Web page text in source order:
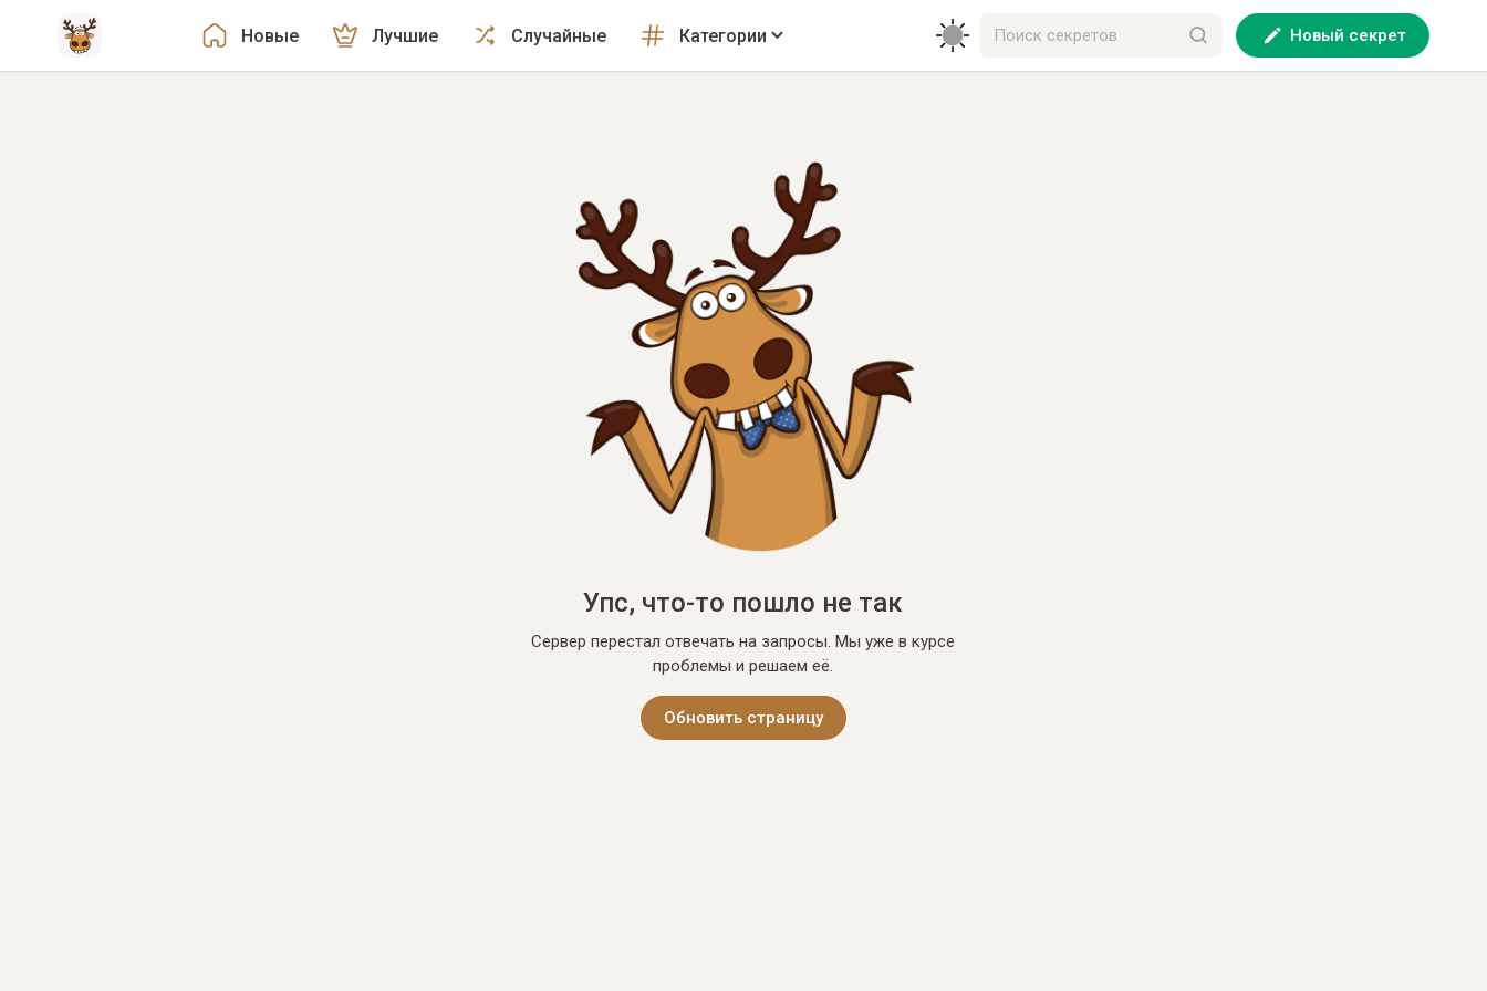
Новые Лучшие Случайные Категории Новый секрет
Упс, что-то пошло не так
Сервер перестал отвечать на запросы. Мы уже в курсе
проблемы и решаем её.
Обновить страницу